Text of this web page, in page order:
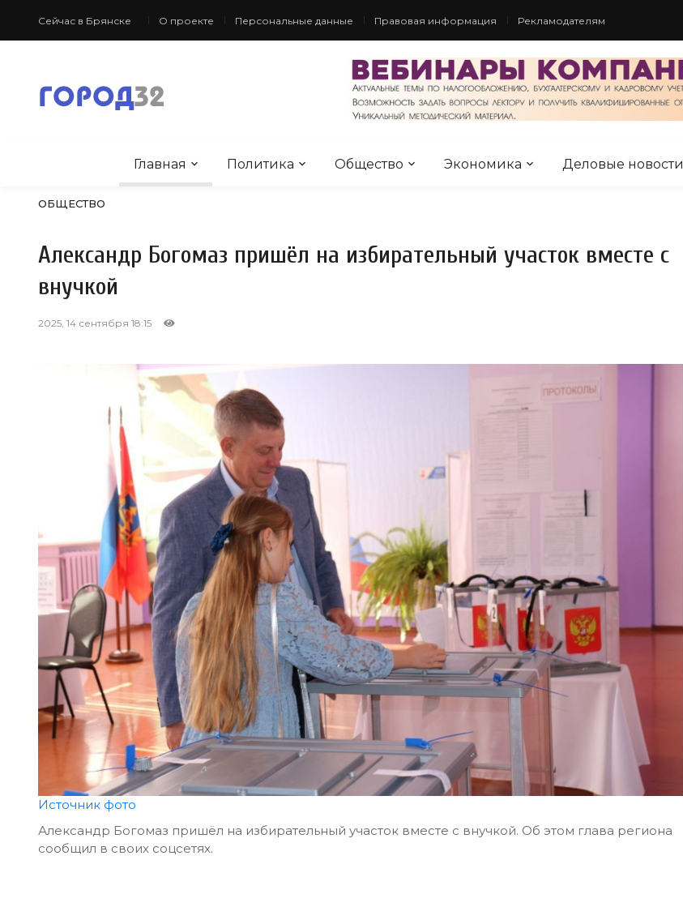
Сейчас в Брянске О проекте Персональные данные Правовая информация Рекламодателям
Главная Политика Общество Экономика Деловые новости
ОБЩЕСТВО
Александр Богомаз пришёл на избирательный участок вместе с
внучкой
2025, 14 сентября 18:15
Источник фото
Александр Богомаз пришёл на избирательный участок вместе с внучкой. Об этом глава региона
сообщил в своих соцсетях.